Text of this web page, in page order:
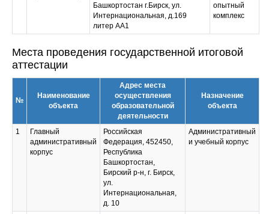
Башкортостан г.Бирск, ул.
Интернациональная, д.169
литер АА1
опытный
комплекс
Места проведения государственной итоговой
аттестации
№
Наименование
объекта
Адрес места
осуществления
образовательной
деятельности
Назначение
объекта
1
Главный
административный
корпус
Российская
Федерация, 452450,
Республика
Башкортостан,
Бирский р-н, г. Бирск,
ул.
Интернациональная,
д. 10
Административный
и учебный корпус